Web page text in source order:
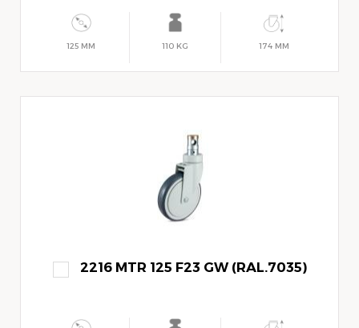
125 MM 110 KG 174 MM
2216 MTR 125 F23 GW (RAL.7035)